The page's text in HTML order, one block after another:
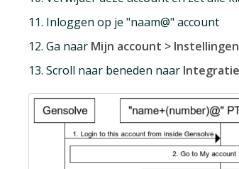
Inloggen op je "naam@" account
Ga naar Mijn account > Instellingen
Scroll naar beneden naar